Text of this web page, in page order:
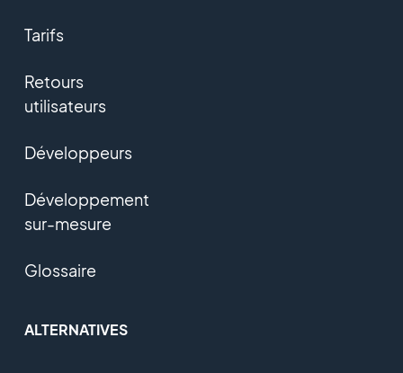
Tarifs
Retours
utilisateurs
Développeurs
Développement
sur-mesure
Glossaire
ALTERNATIVES